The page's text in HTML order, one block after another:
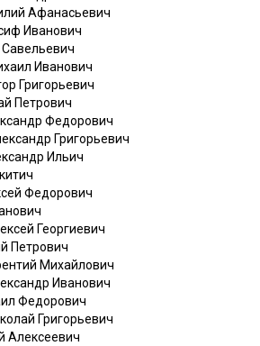
Афанасьевич
Иванович
Иванович
Григорьевич
Петрович
Федорович
Григорьевич
Ильич
Федорович
Георгиевич
Петрович
Михайлович
Иванович
Федорович
Григорьевич
Алексеевич